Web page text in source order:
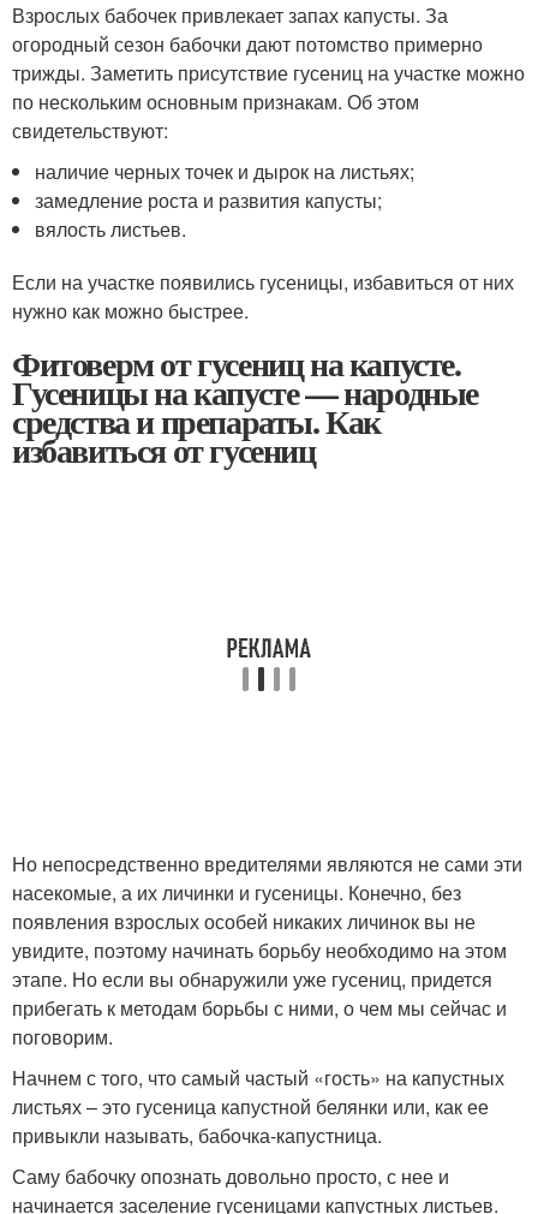
Взрослых бабочек привлекает запах капусты. За
огородный сезон бабочки дают потомство примерно
трижды. Заметить присутствие гусениц на участке можно
по нескольким основным признакам. Об этом
свидетельствуют:
наличие черных точек и дырок на листьях;
замедление роста и развития капусты;
вялость листьев.
Если на участке появились гусеницы, избавиться от них
нужно как можно быстрее.
Фитоверм от гусениц на капусте.
Гусеницы на капусте — народные
средства и препараты. Как
избавиться от гусениц
Но непосредственно вредителями являются не сами эти
насекомые, а их личинки и гусеницы. Конечно, без
появления взрослых особей никаких личинок вы не
увидите, поэтому начинать борьбу необходимо на этом
этапе. Но если вы обнаружили уже гусениц, придется
прибегать к методам борьбы с ними, о чем мы сейчас и
поговорим.
Начнем с того, что самый частый «гость» на капустных
листьях – это гусеница капустной белянки или, как ее
привыкли называть, бабочка-капустница.
Саму бабочку опознать довольно просто, с нее и
начинается заселение гусеницами капустных листьев.